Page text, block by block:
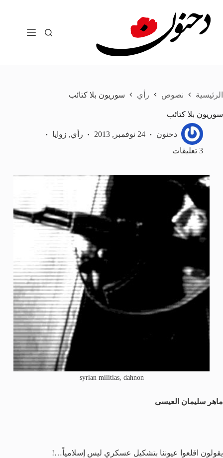
المحتوى
الرئيسية نصوص رأي سوريون بلا كتائب
سوريون بلا كتائب
دحنون 24 نوفمبر, 2013 رأي, زوايا
3 تعليقات
syrian militias, dahnon
ماهر سليمان العيسى
يقولون اقلعوا عيوننا بتشكيل عسكري ليس إسلامياً…!